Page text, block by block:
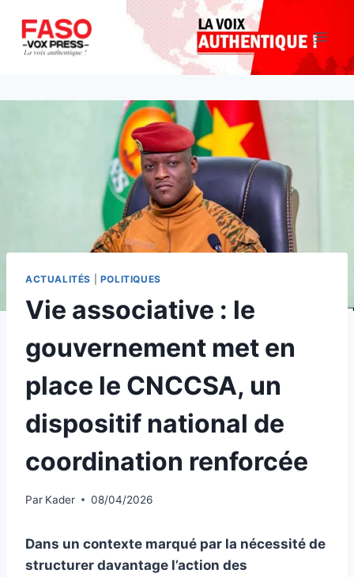
contenu
ACTUALITÉS POLITIQUES
Vie associative : le
gouvernement met en
place le CNCCSA, un
dispositif national de
coordination renforcée
Par Kader 08/04/2026
Dans un contexte marqué par la nécessité de
structurer davantage l’action des